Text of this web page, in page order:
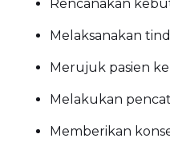
Rencanakan
Melaksanakan
Merujuk pasien
Melakukan
Memberikan